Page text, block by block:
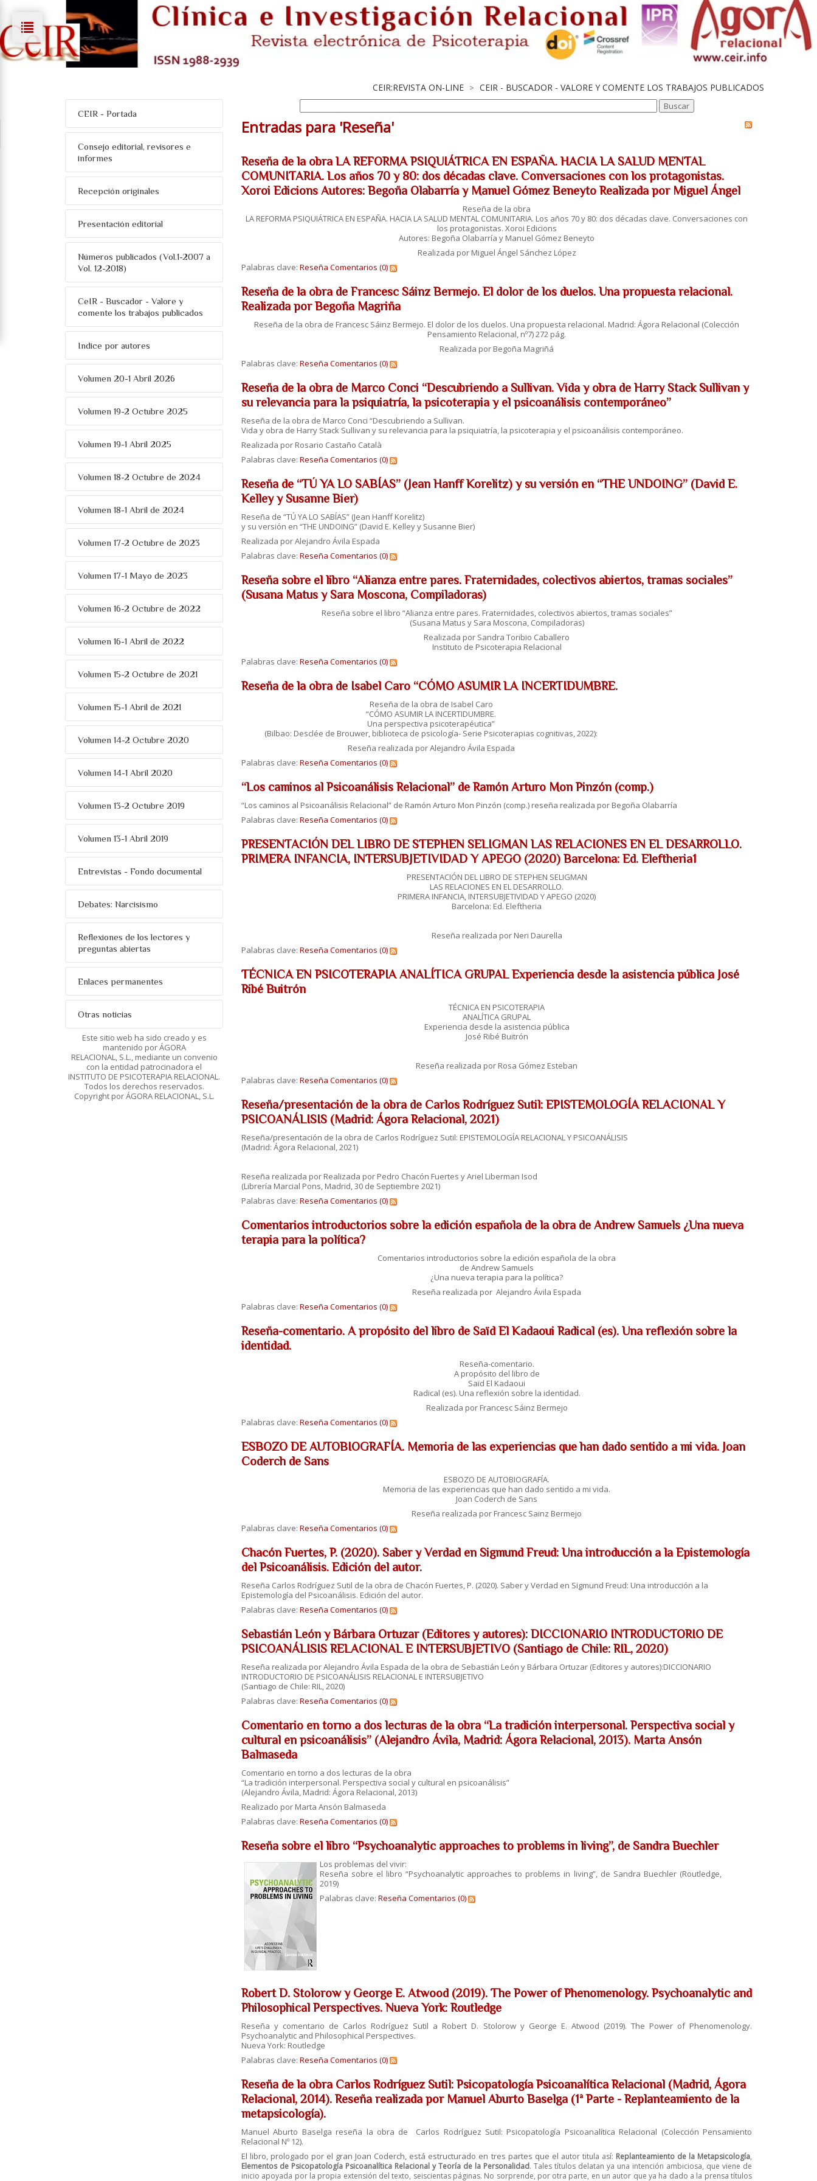
CEIR:REVISTA ON-LINE > CEIR - BUSCADOR - VALORE Y COMENTE LOS TRABAJOS PUBLICADOS
CEIR - Portada
Consejo editorial, revisores e
informes
Recepción originales
Presentación editorial
Números publicados (Vol.1-2007 a
Vol. 12-2018)
CeIR - Buscador - Valore y
comente los trabajos publicados
Indice por autores
Volumen 20-1 Abril 2026
Volumen 19-2 Octubre 2025
Volumen 19-1 Abril 2025
Volumen 18-2 Octubre de 2024
Volumen 18-1 Abril de 2024
Volumen 17-2 Octubre de 2023
Volumen 17-1 Mayo de 2023
Volumen 16-2 Octubre de 2022
Volumen 16-1 Abril de 2022
Volumen 15-2 Octubre de 2021
Volumen 15-1 Abril de 2021
Volumen 14-2 Octubre 2020
Volumen 14-1 Abril 2020
Volumen 13-2 Octubre 2019
Volumen 13-1 Abril 2019
Entrevistas - Fondo documental
Debates: Narcisismo
Reflexiones de los lectores y
preguntas abiertas
Enlaces permanentes
Otras noticias
Este sitio web ha sido creado y es
mantenido por ÁGORA
RELACIONAL, S.L., mediante un convenio
con la entidad patrocinadora el
INSTITUTO DE PSICOTERAPIA RELACIONAL.
Todos los derechos reservados.
Copyright por ÁGORA RELACIONAL, S.L.
Entradas para 'Reseña'
Reseña de la obra LA REFORMA PSIQUIÁTRICA EN ESPAÑA. HACIA LA SALUD MENTAL
COMUNITARIA. Los años 70 y 80: dos décadas clave. Conversaciones con los protagonistas.
Xoroi Edicions Autores: Begoña Olabarría y Manuel Gómez Beneyto Realizada por Miguel Ángel
Reseña de la obra
LA REFORMA PSIQUIÁTRICA EN ESPAÑA. HACIA LA SALUD MENTAL COMUNITARIA. Los años 70 y 80: dos décadas clave. Conversaciones con
los protagonistas. Xoroi Edicions
Autores: Begoña Olabarría y Manuel Gómez Beneyto
Realizada por Miguel Ángel Sánchez López
Palabras clave: Reseña Comentarios (0)
Reseña de la obra de Francesc Sáinz Bermejo. El dolor de los duelos. Una propuesta relacional.
Realizada por Begoña Magriña
Reseña de la obra de Francesc Sáinz Bermejo. El dolor de los duelos. Una propuesta relacional. Madrid: Ágora Relacional (Colección
Pensamiento Relacional, nº7) 272 pág.
Realizada por Begoña Magriñá
Palabras clave: Reseña Comentarios (0)
Reseña de la obra de Marco Conci “Descubriendo a Sullivan. Vida y obra de Harry Stack Sullivan y
su relevancia para la psiquiatría, la psicoterapia y el psicoanálisis contemporáneo”
Reseña de la obra de Marco Conci “Descubriendo a Sullivan.
Vida y obra de Harry Stack Sullivan y su relevancia para la psiquiatría, la psicoterapia y el psicoanálisis contemporáneo.
Realizada por Rosario Castaño Català
Palabras clave: Reseña Comentarios (0)
Reseña de “TÚ YA LO SABÍAS” (Jean Hanff Korelitz) y su versión en “THE UNDOING” (David E.
Kelley y Susanne Bier)
Reseña de “TÚ YA LO SABÍAS” (Jean Hanff Korelitz)
y su versión en “THE UNDOING” (David E. Kelley y Susanne Bier)
Realizada por Alejandro Ávila Espada
Palabras clave: Reseña Comentarios (0)
Reseña sobre el libro “Alianza entre pares. Fraternidades, colectivos abiertos, tramas sociales”
(Susana Matus y Sara Moscona, Compiladoras)
Reseña sobre el libro “Alianza entre pares. Fraternidades, colectivos abiertos, tramas sociales”
(Susana Matus y Sara Moscona, Compiladoras)
Realizada por Sandra Toribio Caballero
Instituto de Psicoterapia Relacional
Palabras clave: Reseña Comentarios (0)
Reseña de la obra de Isabel Caro “CÓMO ASUMIR LA INCERTIDUMBRE.
Reseña de la obra de Isabel Caro
“CÓMO ASUMIR LA INCERTIDUMBRE.
Una perspectiva psicoterapéutica”
(Bilbao: Desclée de Brouwer, biblioteca de psicología- Serie Psicoterapias cognitivas, 2022):
Reseña realizada por Alejandro Ávila Espada
Palabras clave: Reseña Comentarios (0)
“Los caminos al Psicoanálisis Relacional” de Ramón Arturo Mon Pinzón (comp.)
“Los caminos al Psicoanálisis Relacional” de Ramón Arturo Mon Pinzón (comp.) reseña realizada por Begoña Olabarría
Palabras clave: Reseña Comentarios (0)
PRESENTACIÓN DEL LIBRO DE STEPHEN SELIGMAN LAS RELACIONES EN EL DESARROLLO.
PRIMERA INFANCIA, INTERSUBJETIVIDAD Y APEGO (2020) Barcelona: Ed. Eleftheria1
PRESENTACIÓN DEL LIBRO DE STEPHEN SELIGMAN
LAS RELACIONES EN EL DESARROLLO.
PRIMERA INFANCIA, INTERSUBJETIVIDAD Y APEGO (2020)
Barcelona: Ed. Eleftheria
Reseña realizada por Neri Daurella
Palabras clave: Reseña Comentarios (0)
TÉCNICA EN PSICOTERAPIA ANALÍTICA GRUPAL Experiencia desde la asistencia pública José
Ribé Buitrón
TÉCNICA EN PSICOTERAPIA
ANALÍTICA GRUPAL
Experiencia desde la asistencia pública
José Ribé Buitrón
Reseña realizada por Rosa Gómez Esteban
Palabras clave: Reseña Comentarios (0)
Reseña/presentación de la obra de Carlos Rodríguez Sutil: EPISTEMOLOGÍA RELACIONAL Y
PSICOANÁLISIS (Madrid: Ágora Relacional, 2021)
Reseña/presentación de la obra de Carlos Rodríguez Sutil: EPISTEMOLOGÍA RELACIONAL Y PSICOANÁLISIS
(Madrid: Ágora Relacional, 2021)
Reseña realizada por Realizada por Pedro Chacón Fuertes y Ariel Liberman Isod
(Librería Marcial Pons, Madrid, 30 de Septiembre 2021)
Palabras clave: Reseña Comentarios (0)
Comentarios introductorios sobre la edición española de la obra de Andrew Samuels ¿Una nueva
terapia para la política?
Comentarios introductorios sobre la edición española de la obra
de Andrew Samuels
¿Una nueva terapia para la política?
Reseña realizada por Alejandro Ávila Espada
Palabras clave: Reseña Comentarios (0)
Reseña-comentario. A propósito del libro de Saïd El Kadaoui Radical (es). Una reflexión sobre la
identidad.
Reseña-comentario.
A propósito del libro de
Saïd El Kadaoui
Radical (es). Una reflexión sobre la identidad.
Realizada por Francesc Sáinz Bermejo
Palabras clave: Reseña Comentarios (0)
ESBOZO DE AUTOBIOGRAFÍA. Memoria de las experiencias que han dado sentido a mi vida. Joan
Coderch de Sans
ESBOZO DE AUTOBIOGRAFÍA.
Memoria de las experiencias que han dado sentido a mi vida.
Joan Coderch de Sans
Reseña realizada por Francesc Sainz Bermejo
Palabras clave: Reseña Comentarios (0)
Chacón Fuertes, P. (2020). Saber y Verdad en Sigmund Freud: Una introducción a la Epistemología
del Psicoanálisis. Edición del autor.
Reseña Carlos Rodríguez Sutil de la obra de Chacón Fuertes, P. (2020). Saber y Verdad en Sigmund Freud: Una introducción a la
Epistemología del Psicoanálisis. Edición del autor.
Palabras clave: Reseña Comentarios (0)
Sebastián León y Bárbara Ortuzar (Editores y autores): DICCIONARIO INTRODUCTORIO DE
PSICOANÁLISIS RELACIONAL E INTERSUBJETIVO (Santiago de Chile: RIL, 2020)
Reseña realizada por Alejandro Ávila Espada de la obra de Sebastián León y Bárbara Ortuzar (Editores y autores):DICCIONARIO
INTRODUCTORIO DE PSICOANÁLISIS RELACIONAL E INTERSUBJETIVO
(Santiago de Chile: RIL, 2020)
Palabras clave: Reseña Comentarios (0)
Comentario en torno a dos lecturas de la obra “La tradición interpersonal. Perspectiva social y
cultural en psicoanálisis” (Alejandro Ávila, Madrid: Ágora Relacional, 2013). Marta Ansón
Balmaseda
Comentario en torno a dos lecturas de la obra
“La tradición interpersonal. Perspectiva social y cultural en psicoanálisis”
(Alejandro Ávila, Madrid: Ágora Relacional, 2013)
Realizado por Marta Ansón Balmaseda
Palabras clave: Reseña Comentarios (0)
Reseña sobre el libro “Psychoanalytic approaches to problems in living”, de Sandra Buechler
Los problemas del vivir:
Reseña sobre el libro “Psychoanalytic approaches to problems in living”, de Sandra Buechler (Routledge,
2019)
Palabras clave: Reseña Comentarios (0)
Robert D. Stolorow y George E. Atwood (2019). The Power of Phenomenology. Psychoanalytic and
Philosophical Perspectives. Nueva York: Routledge
Reseña y comentario de Carlos Rodríguez Sutil a Robert D. Stolorow y George E. Atwood (2019). The Power of Phenomenology.
Psychoanalytic and Philosophical Perspectives.
Nueva York: Routledge
Palabras clave: Reseña Comentarios (0)
Reseña de la obra Carlos Rodríguez Sutil: Psicopatología Psicoanalítica Relacional (Madrid, Ágora
Relacional, 2014). Reseña realizada por Manuel Aburto Baselga (1ª Parte - Replanteamiento de la
metapsicología).
Manuel Aburto Baselga reseña la obra de Carlos Rodríguez Sutil: Psicopatología Psicoanalítica Relacional (Colección Pensamiento
Relacional Nº 12).
El libro, prologado por el gran Joan Coderch, está estructurado en tres partes que el autor titula así: Replanteamiento de la Metapsicología,
Elementos de Psicopatología Psicoanalítica Relacional y Teoría de la Personalidad. Tales títulos delatan ya una intención ambiciosa, que viene de
inicio apoyada por la propia extensión del texto, seiscientas páginas. No sorprende, por otra parte, en un autor que ya ha dado a la prensa títulos